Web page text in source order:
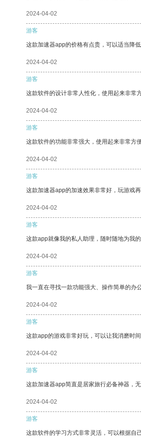
2024-04-02
游客
这款加速器app的价格有点贵，可以适当降
2024-04-02
游客
这款软件的设计非常人性化，使用起来非常方
2024-04-02
游客
这款软件的功能非常强大，使用起来非常方便
2024-04-02
游客
这款加速器app的加速效果非常好，玩游戏
2024-04-02
游客
这款app就像我的私人助理，随时随地为我的
2024-04-02
游客
我一直在寻找一款功能强大、操作简单的办
2024-04-02
游客
这款app的游戏非常好玩，可以让我消磨时间
2024-04-02
游客
这款加速器app简直是居家旅行必备神器，
2024-04-02
游客
这款软件的学习方式非常灵活，可以根据自